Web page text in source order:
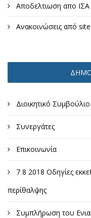
Αποδελτιωση απο ΙΣΑ
Ανακοινώσεις από site
Διοικητικό Συμβούλιο
Συνεργάτες
Επικοινωνία
7 8 2018 Οδηγίες
περίθαλψης
Συμπλήρωση του